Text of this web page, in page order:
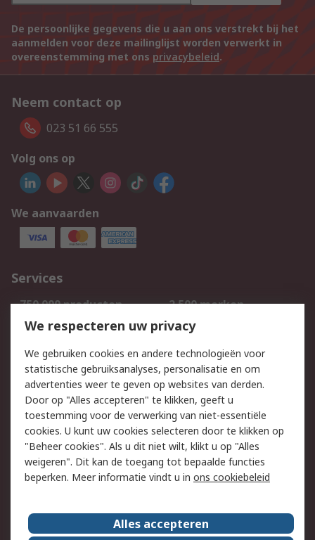
De persoonlijke gegevens die u aan ons verstrekt bij het
aanmelden voor deze mailinglijst worden verwerkt in
overeenstemming met ons privacybeleid.
Neem contact op
023 51 66 555
Volg ons op
We aanvaarden
Services
750.000 producten
2.500 merken
Bestellen
Inkoopoplossingen
Track & Trace
Wettelijk
Cookiebeleid
Email veiligheid
Privacybeleid
Websitevoorwaarden
Algemene
verkoopvoorwaarden
Over RS
We respecteren uw privacy
We gebruiken cookies en andere technologieën voor
statistische gebruiksanalyses, personalisatie en om
advertenties weer te geven op websites van derden.
Door op "Alles accepteren" te klikken, geeft u
toestemming voor de verwerking van niet-essentiële
cookies. U kunt uw cookies selecteren door te klikken op
"Beheer cookies". Als u dit niet wilt, klikt u op "Alles
weigeren". Dit kan de toegang tot bepaalde functies
beperken. Meer informatie vindt u in ons cookiebeleid
Alles accepteren